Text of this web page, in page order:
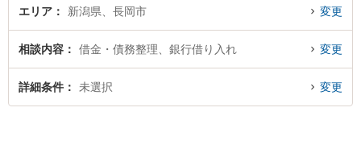
エリア 新潟県、長岡市 変更
相談内容 借金・債務整理、銀行借り入れ 変更
詳細条件 未選択 変更